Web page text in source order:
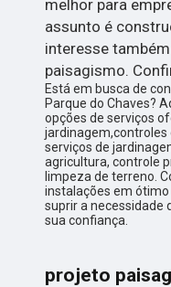
melhor para
assunto é
interesse
paisagismo.
Está em busca de
Parque do Chaves?
opções de serviços
jardinagem,controles
serviços de
agricultura, controle
limpeza de terreno.
instalações em
suprir a necessidade
sua confiança.
projeto